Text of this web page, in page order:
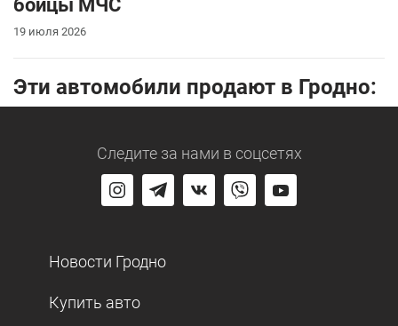
бойцы МЧС
19 июля 2026
Эти автомобили продают в Гродно:
Следите за нами в соцсетях
Новости Гродно
Купить авто